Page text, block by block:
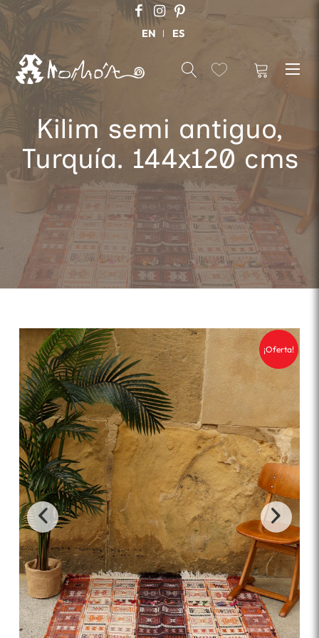
EN ES
Kilim semi antiguo,
Turquía. 144x120 cms
¡Oferta!